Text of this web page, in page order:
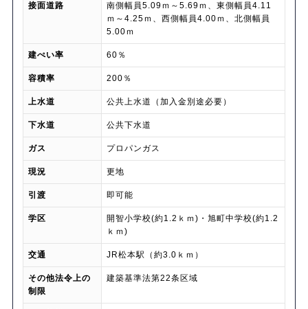
接面道路
南側幅員5.09ｍ～5.69ｍ、東側幅員4.11
ｍ～4.25ｍ、西側幅員4.00ｍ、北側幅員
5.00ｍ
建ぺい率 60％
容積率 200％
上水道 公共上水道（加入金別途必要）
下水道 公共下水道
ガス プロパンガス
現況 更地
引渡 即可能
学区
開智小学校(約1.2ｋｍ)・旭町中学校(約1.2
ｋｍ)
交通 JR松本駅（約3.0ｋｍ）
その他法令上の
制限
建築基準法第22条区域